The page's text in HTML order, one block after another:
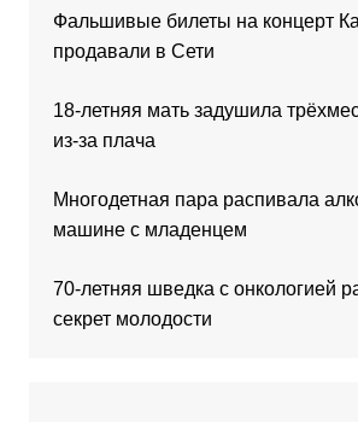
Фальшивые билеты на концерт
продавали в Сети
18-летняя мать задушила
из-за плача
Многодетная пара распивала
машине с младенцем
70-летняя шведка с онкологией
секрет молодости